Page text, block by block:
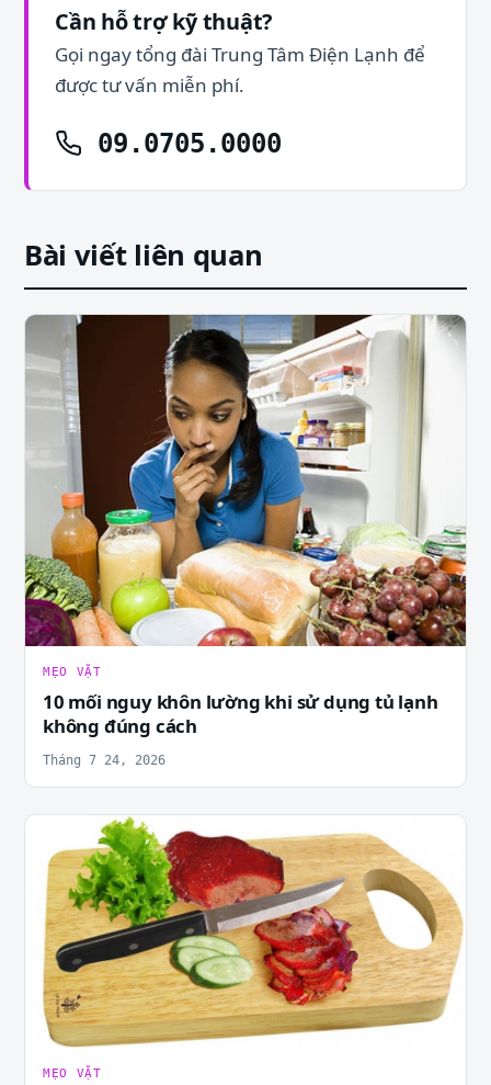
Cần hỗ trợ kỹ thuật?
Gọi ngay tổng đài Trung Tâm Điện Lạnh để
được tư vấn miễn phí.
09.0705.0000
Bài viết liên quan
MẸO VẶT
10 mối nguy khôn lường khi sử dụng tủ lạnh
không đúng cách
Tháng 7 24, 2026
MẸO VẶT